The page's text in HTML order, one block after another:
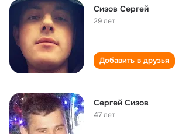
Сизов Сергей
29 лет
Добавить в друзья
Сергей Сизов
47 лет